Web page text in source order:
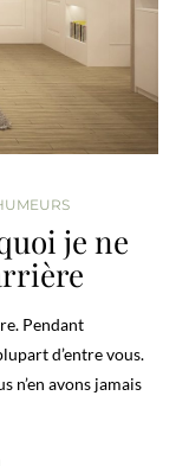
je ne
Pendant
d’entre vous.
n’en avons jamais